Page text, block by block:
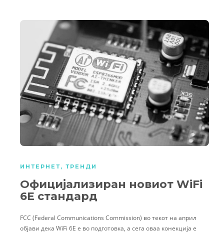
ИНТЕРНЕТ, ТРЕНДИ
Официјализиран новиот WiFi
6E стандард
FCC (Federal Communications Commission) во текот на април
објави дека WiFi 6E е во подготовка, а сега оваа конекција е